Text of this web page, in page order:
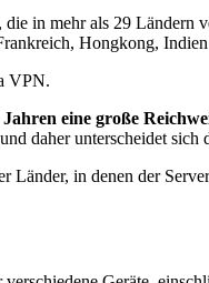
in mehr als 29 Ländern
Hongkong,
eine große
daher unterscheidet
Länder, in denen der